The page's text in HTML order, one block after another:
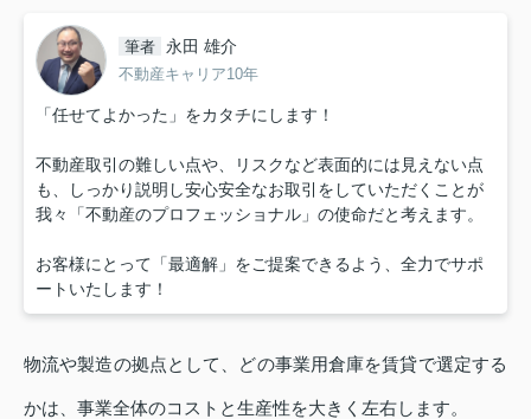
筆者 永田 雄介
不動産キャリア10年
「任せてよかった」をカタチにします！
不動産取引の難しい点や、リスクなど表面的には見えない点
も、しっかり説明し安心安全なお取引をしていただくことが
我々「不動産のプロフェッショナル」の使命だと考えます。
お客様にとって「最適解」をご提案できるよう、全力でサポ
ートいたします！
物流や製造の拠点として、どの事業用倉庫を賃貸で選定する
かは、事業全体のコストと生産性を大きく左右します。